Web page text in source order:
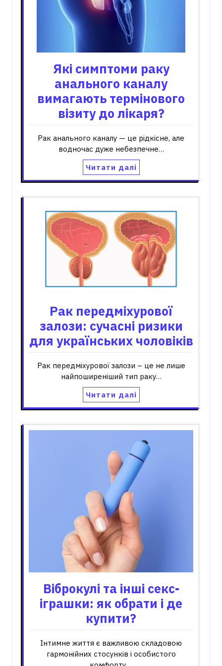
Які симптоми раку
анального каналу
вимагають термінового
візиту до лікаря?
Рак анального каналу — це рідкісне, але
водночас дуже небезпечне…
Читати далі
Рак передміхурової
залози: сучасні ризики
для українських чоловіків
Рак передміхурової залози – це не лише
найпоширеніший тип раку…
Читати далі
Віброкулі та інші секс-
іграшки: як обрати і де
купити?
Інтимне життя є важливою складовою
гармонійних стосунків і особистого